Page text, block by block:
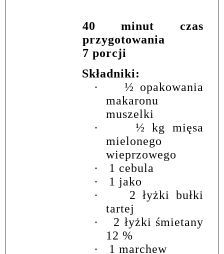
40 minut czas
przygotowania
7 porcji
Składniki:
·
½ opakowania
makaronu
muszelki
·
½ kg mięsa
mielonego
wieprzowego
·
1 cebula
·
1 jako
·
2 łyżki bułki
tartej
·
2 łyżki śmietany
12 %
·
1 marchew